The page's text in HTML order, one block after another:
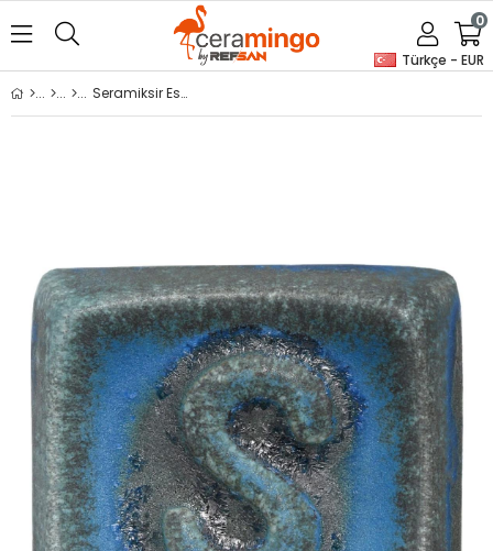
Türkçe - EUR
0
Seramiksir Eskitme Turkuaz S 1018